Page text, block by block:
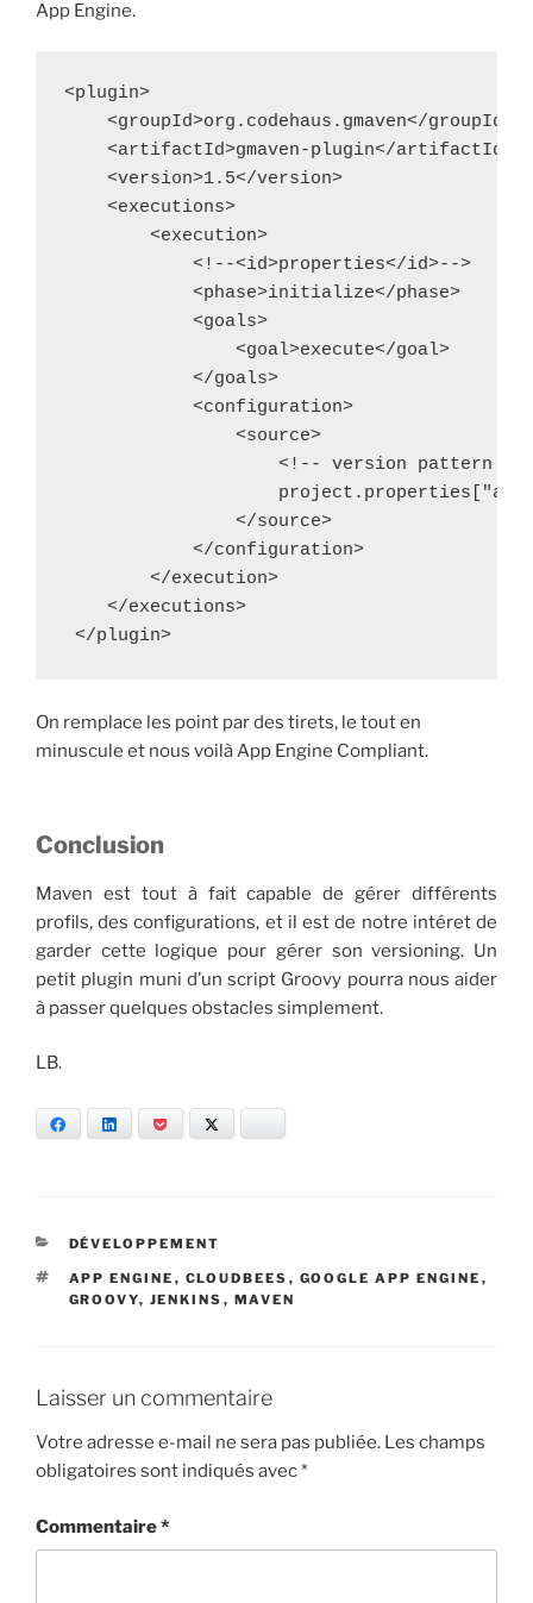
App Engine.
<plugin>
<groupId>org.codehaus.gmaven</groupId>
<artifactId>gmaven-plugin</artifactId>
<version>1.5</version>
<executions>
<execution>
<!--<id>properties</id>-->
<phase>initialize</phase>
<goals>
<goal>execute</goal>
</goals>
<configuration>
<source>
<!-- version pattern : 1.0.2-
</source>
</configuration>
</execution>
</executions>
</plugin>
On remplace les point par des tirets, le tout en
minuscule et nous voilà App Engine Compliant.
Conclusion
Maven est tout à fait capable de gérer différents
profils, des configurations, et il est de notre intéret de
garder cette logique pour gérer son versioning. Un
petit plugin muni d’un script Groovy pourra nous aider
à passer quelques obstacles simplement.
LB.
Facebook LinkedIn Pocket
CATÉGORIES
DÉVELOPPEMENT
ÉTIQUETTES
APP ENGINE , CLOUDBEES , GOOGLE APP ENGINE ,
GROOVY, JENKINS , MAVEN
Laisser un commentaire
Votre adresse e-mail ne sera pas publiée. Les champs
obligatoires sont indiqués avec*
Commentaire*